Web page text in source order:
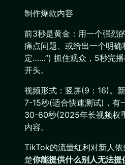
制作爆款内容
前3秒是黄金：用一个强烈
痛点问题、或给出一个明
定……”) 抓住观众，5秒完
开头。
视频形式：竖屏(9：16)。
7-15秒(适合快速测试)，有
30-60秒(2025年长视频权
内容。
TikTok的流量红利对新人
楚你能提供什么别人无法提